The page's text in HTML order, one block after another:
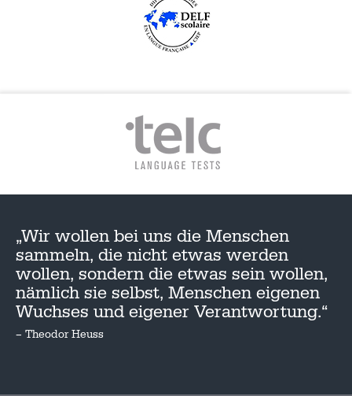
„Wir wollen bei uns die Menschen
sammeln, die nicht etwas werden
wollen, sondern die etwas sein wollen,
nämlich sie selbst, Menschen eigenen
Wuchses und eigener Verantwortung.“
– Theodor Heuss